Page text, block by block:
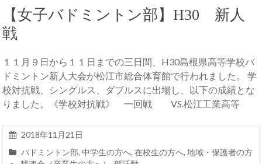
【女子バドミントン部】H30 新人
戦
１１月９日から１１日までの三日間、H30島根県高等学校バ
ドミントン新人大会が松江市総合体育館で行われました。 学
校対抗戦、シングルス、ダブルスに出場し、以下の成績とな
りました。《学校対抗戦》 一回戦 VS.松江工業高等
2018年11月21日
バドミントン部,中学生の方へ,在校生の方へ,地域・保護者の方